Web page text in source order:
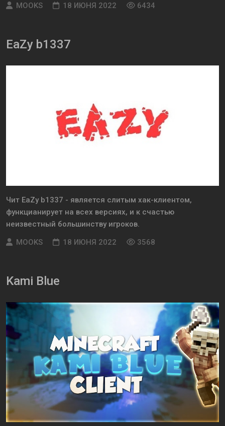
MOOKS
18 ИЮНЯ 2022 6434
EaZy b1337
Чит EaZy b1337 - является слитым хак-клиентом,
функцианирует на всех версиях, и к счастью
неизвестный большинству игроков.
MOOKS
18 ИЮНЯ 2022 3568
Kami Blue